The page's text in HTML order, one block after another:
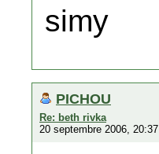
simy
PICHOU
Re: beth rivka
20 septembre 2006, 20:37